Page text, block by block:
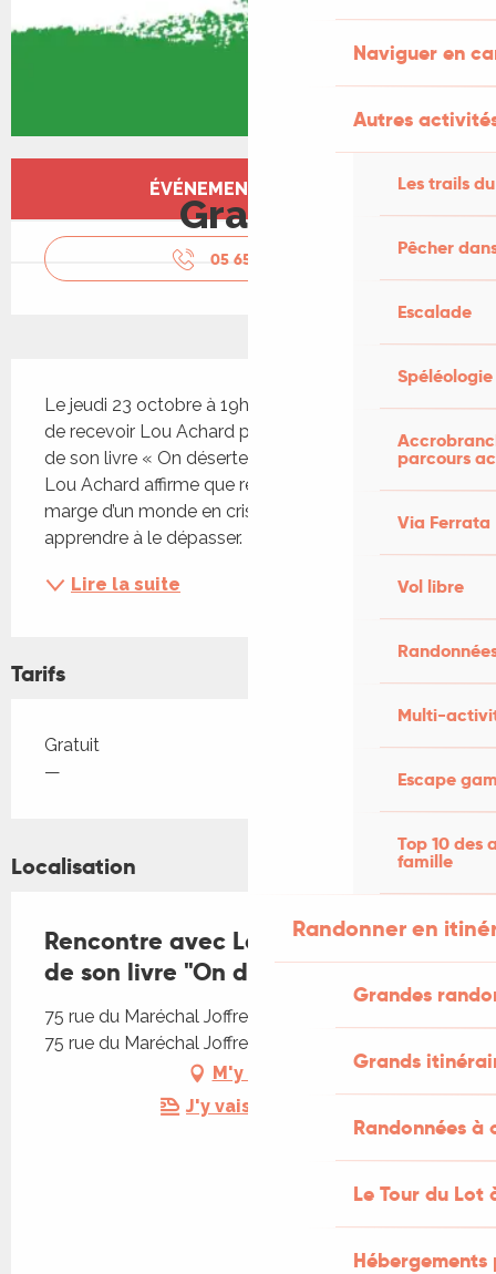
Naviguer en
Autres
Les trails
Pêcher
Escalade
Spéléologie
parcours
Via Ferrata
Vol libre
Multi-
Escape
Top 10 des
famille
Randonner en
Grandes
Grands
Randonnées
Le Tour du Lot
Ouverture et coordonnées
ÉVÉNEMENT TERMINÉ
Gratuit
05 65 35 66
Le jeudi 23 octobre à 19h, Calligramme a le plaisir
de recevoir Lou Achard pour une rencontre autour
de son livre « On déserte ! ». Avec son dernier titre
Lou Achard affirme que réparer ou aménager à la
marge d’un monde en crise ne suffit plus, il faut
apprendre à le dépasser. Et, prenant appui sur...
Lire la suite
Tarifs
Tarifs 2026
Gratuit
—
Localisation
Rencontre avec Lou Achard autour
de son livre "On déserte!"
75 rue du Maréchal Joffre, Librairie Calligramme,
75 rue du Maréchal Joffre, 46000 Cahors
M'y rendre
J'y vais en train !